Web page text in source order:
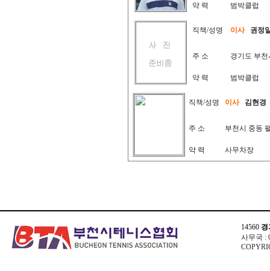
약 력 범박클럽
직책/성명 이사 권정
주 소 경기도 부천
약 력 범박클럽
직책/성명 이사 김현경
주 소 부천시 중동
약 력 사무차장
14560 경
사무국 :